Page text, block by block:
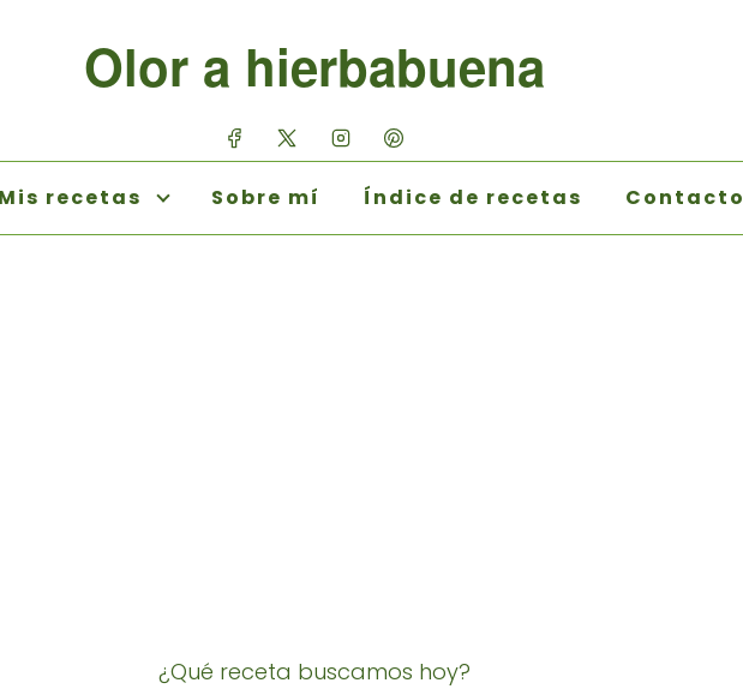
Olor a hierbabuena
Mis recetas Sobre mí Índice de recetas Contacto
¿Qué receta buscamos hoy?